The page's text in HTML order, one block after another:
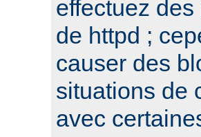
effectuez
de httpd ;
causer des
situations de
avec